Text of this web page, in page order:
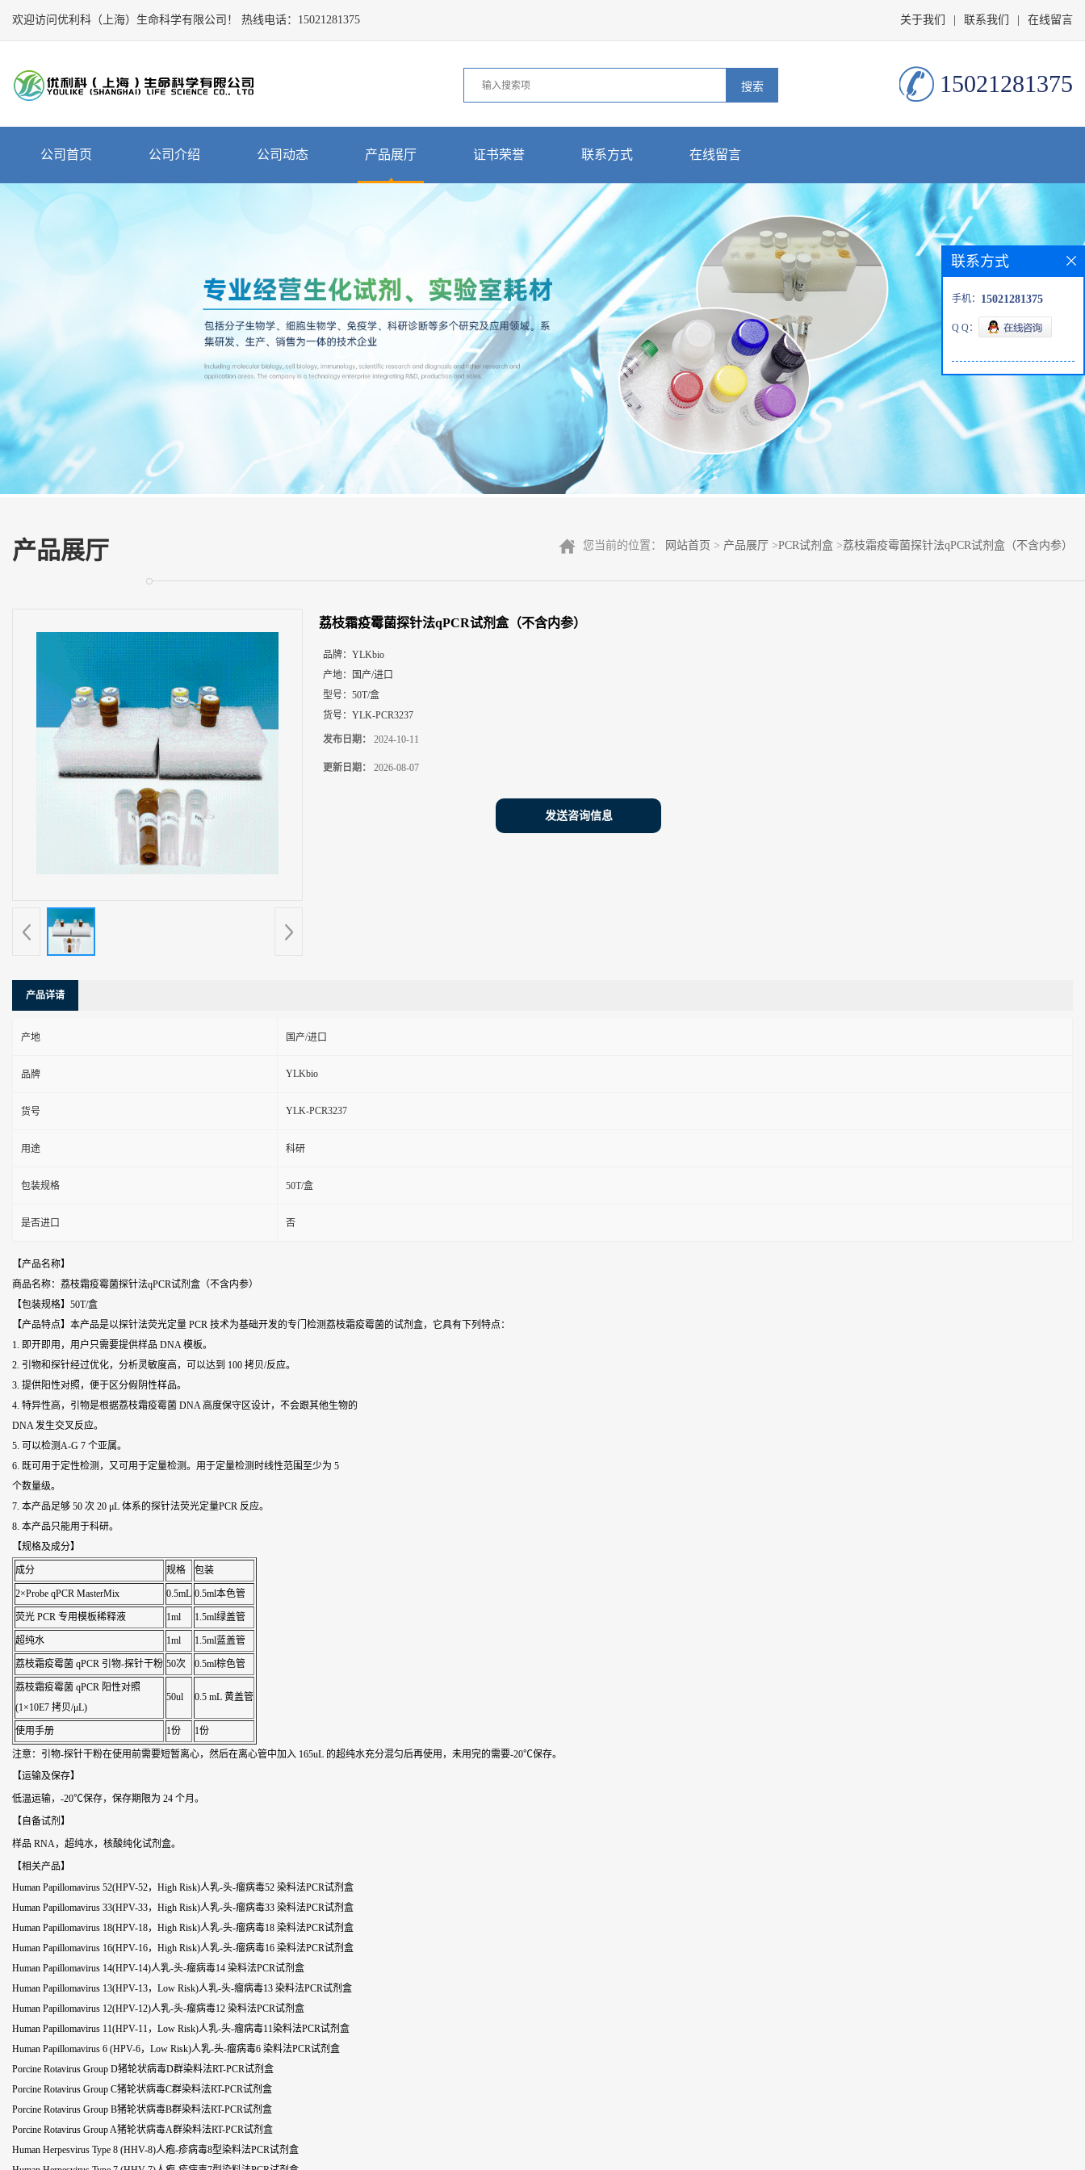
欢迎访问优利科（上海）生命科学有限公司！ 热线电话： 15021281375 关于我们 联系我们 在线留言
15021281375
Close
司
首
介
绍
证
书
荣
誉
方
式
公司首页 公司介绍 公司动态 产品展厅 证书荣誉 联系方式 在线留言
产品展厅 您当前的位置： 网站首页 > 产品展厅 >PCR试剂盒 >荔枝霜疫霉菌探针法qPCR试剂盒（不含内参）
荔枝霜疫霉菌探针法qPCR试剂盒（不含内参）
品牌： YLKbio
产地：
国产/进口
型号： 50T/盒
货号： YLK-PCR3237
发布日期： 2024-10-11
更新日期： 2026-08-07
发送咨询信息
产品详请
产地 国产/进口
品牌 YLKbio
货号 YLK-PCR3237
用途 科研
包装规格 50T/盒
是否进口 否
【产品名称】
商品名称：荔枝霜疫霉菌探针法qPCR试剂盒（不含内参）
【包装规格】50T/盒
【产品特点】本产品是以探针法荧光定量 PCR 技术为基础开发的专门检测荔枝霜疫霉菌的试剂盒，它具有下列特点：
1. 即开即用，用户只需要提供样品 DNA 模板。
2. 引物和探针经过优化，分析灵敏度高，可以达到 100 拷贝/反应。
3. 提供阳性对照，便于区分假阴性样品。
4. 特异性高，引物是根据荔枝霜疫霉菌 DNA 高度保守区设计，不会跟其他生物的
DNA 发生交叉反应。
5. 可以检测A-G 7 个亚属。
6. 既可用于定性检测，又可用于定量检测。用于定量检测时线性范围至少为 5
个数量级。
7. 本产品足够 50 次 20 μL 体系的探针法荧光定量PCR 反应。
8. 本产品只能用于科研。
【规格及成分】
成分 规格 包装
2×Probe qPCR MasterMix 0.5mL 0.5ml本色管
荧光 PCR 专用模板稀释液 1ml 1.5ml绿盖管
超纯水 1ml 1.5ml蓝盖管
荔枝霜疫霉菌 qPCR 引物-探针干粉 50次 0.5ml棕色管
荔枝霜疫霉菌 qPCR 阳性对照
(1×10E7 拷贝/μL)
50ul 0.5 mL 黄盖管
使用手册 1份 1份
注意：引物-探针干粉在使用前需要短暂离心，然后在离心管中加入 165uL 的超纯水充分混匀后再使用，未用完的需要-20℃保存。
【运输及保存】
低温运输，-20℃保存，保存期限为 24 个月。
【自备试剂】
样品 RNA，超纯水，核酸纯化试剂盒。
【相关产品】
Human Papillomavirus 52(HPV-52，High Risk)人乳-头-瘤病毒52 染料法PCR试剂盒
Human Papillomavirus 33(HPV-33，High Risk)人乳-头-瘤病毒33 染料法PCR试剂盒
Human Papillomavirus 18(HPV-18，High Risk)人乳-头-瘤病毒18 染料法PCR试剂盒
Human Papillomavirus 16(HPV-16，High Risk)人乳-头-瘤病毒16 染料法PCR试剂盒
Human Papillomavirus 14(HPV-14)人乳-头-瘤病毒14 染料法PCR试剂盒
Human Papillomavirus 13(HPV-13，Low Risk)人乳-头-瘤病毒13 染料法PCR试剂盒
Human Papillomavirus 12(HPV-12)人乳-头-瘤病毒12 染料法PCR试剂盒
Human Papillomavirus 11(HPV-11，Low Risk)人乳-头-瘤病毒11染料法PCR试剂盒
Human Papillomavirus 6 (HPV-6，Low Risk)人乳-头-瘤病毒6 染料法PCR试剂盒
Porcine Rotavirus Group D猪轮状病毒D群染料法RT-PCR试剂盒
Porcine Rotavirus Group C猪轮状病毒C群染料法RT-PCR试剂盒
Porcine Rotavirus Group B猪轮状病毒B群染料法RT-PCR试剂盒
Porcine Rotavirus Group A猪轮状病毒A群染料法RT-PCR试剂盒
Human Herpesvirus Type 8 (HHV-8)人疱-疹病毒8型染料法PCR试剂盒
联系方式
手机： 15021281375
Q Q：